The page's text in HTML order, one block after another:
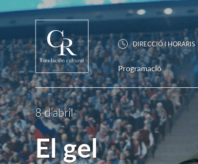
DIRECCIÓ I HORARIS
Programació
8 d’abril
El gel